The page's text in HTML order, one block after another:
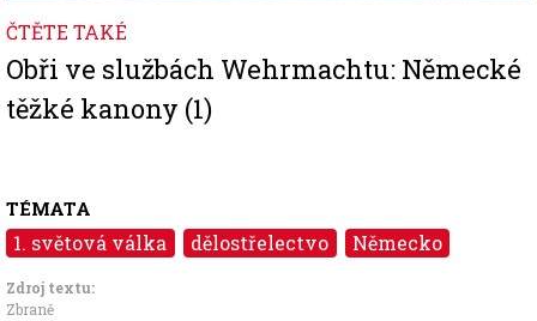
ČTĚTE TAKÉ
Obři ve službách Wehrmachtu: Německé
těžké kanony (1)
TÉMATA
1. světová válka dělostřelectvo Německo
Zdroj textu:
Zbraně